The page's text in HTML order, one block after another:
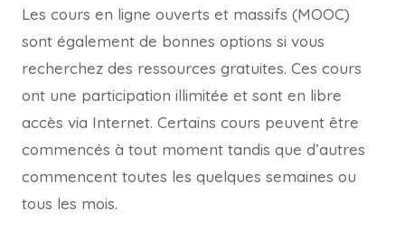
Les cours en ligne ouverts et massifs (MOOC)
sont également de bonnes options si vous
recherchez des ressources gratuites. Ces cours
ont une participation illimitée et sont en libre
accès via Internet. Certains cours peuvent être
commencés à tout moment tandis que d’autres
commencent toutes les quelques semaines ou
tous les mois.